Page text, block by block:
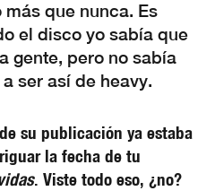
que nunca. Es
el disco yo sabía que
gente, pero no sabía
ser así de heavy.
su publicación ya estaba
la fecha de tu
. Viste todo eso, ¿no?